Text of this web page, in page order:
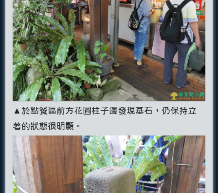
▲於點餐區前方花圃柱子邊發現基石，仍保持立
著的狀態很明顯。